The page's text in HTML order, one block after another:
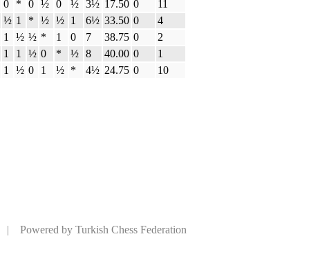
0 * 0 ½ 0 ½ 3½ 17.50 0
11
½ 1 * ½ ½ 1 6½ 33.50 0
4
1 ½ ½ * 1 0 7 38.75 0
2
1 1 ½ 0 * ½ 8 40.00 0
1
1 ½ 0 1 ½ * 4½ 24.75 0 10
| Powered by Turkish Chess Federation